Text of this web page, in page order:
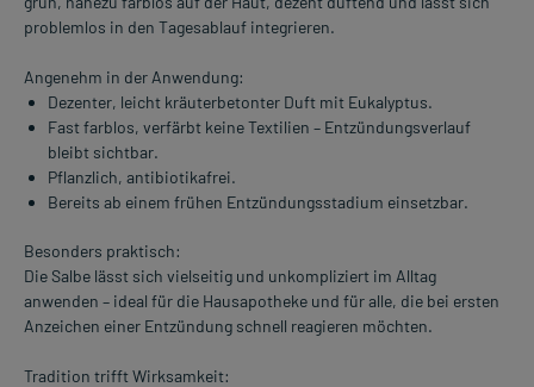
problemlos in den Tagesablauf integrieren.
Angenehm in der Anwendung:
Dezenter, leicht kräuterbetonter Duft mit Eukalyptus.
Fast farblos, verfärbt keine Textilien – Entzündungsverlauf
bleibt sichtbar.
Pflanzlich, antibiotikafrei.
Bereits ab einem frühen Entzündungsstadium einsetzbar.
Besonders praktisch:
Die Salbe lässt sich vielseitig und unkompliziert im Alltag
anwenden – ideal für die Hausapotheke und für alle, die bei ersten
Anzeichen einer Entzündung schnell reagieren möchten.
Tradition trifft Wirksamkeit: